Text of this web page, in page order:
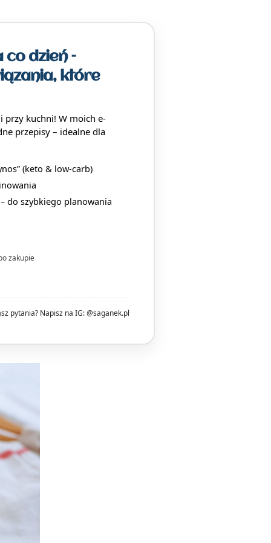
dzień –
które
przy kuchni! W moich e-
przepisy – idealne dla
(keto & low-carb)
do szybkiego planowania
zakupie
pytania? Napisz na IG: @saganek.pl